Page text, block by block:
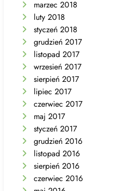
marzec 2018
luty 2018
styczeń 2018
grudzień 2017
listopad 2017
wrzesień 2017
sierpień 2017
lipiec 2017
czerwiec 2017
maj 2017
styczeń 2017
grudzień 2016
listopad 2016
sierpień 2016
czerwiec 2016